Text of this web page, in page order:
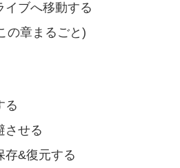
イブへ移動する
の章まるごと)
る
させる
存&復元する